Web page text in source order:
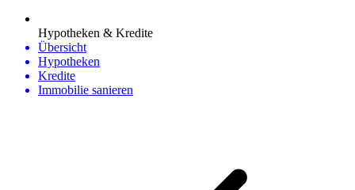
Hypotheken & Kredite
Übersicht
Hypotheken
Kredite
Immobilie sanieren